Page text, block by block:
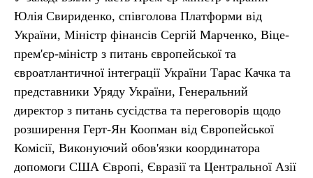
Юлія Свириденко, співголова Платформи від
України, Міністр фінансів Сергій Марченко, Віце-
прем'єр-міністр з питань європейської та
євроатлантичної інтеграції України Тарас Качка та
представники Уряду України, Генеральний
директор з питань сусідства та переговорів щодо
розширення Герт-Ян Коопман від Європейської
Комісії, Виконуючий обов'язки координатора
допомоги США Європі, Євразії та Центральної Азії